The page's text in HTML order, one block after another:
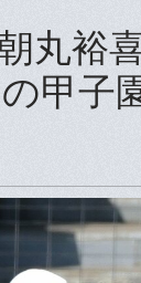
丸裕
甲子